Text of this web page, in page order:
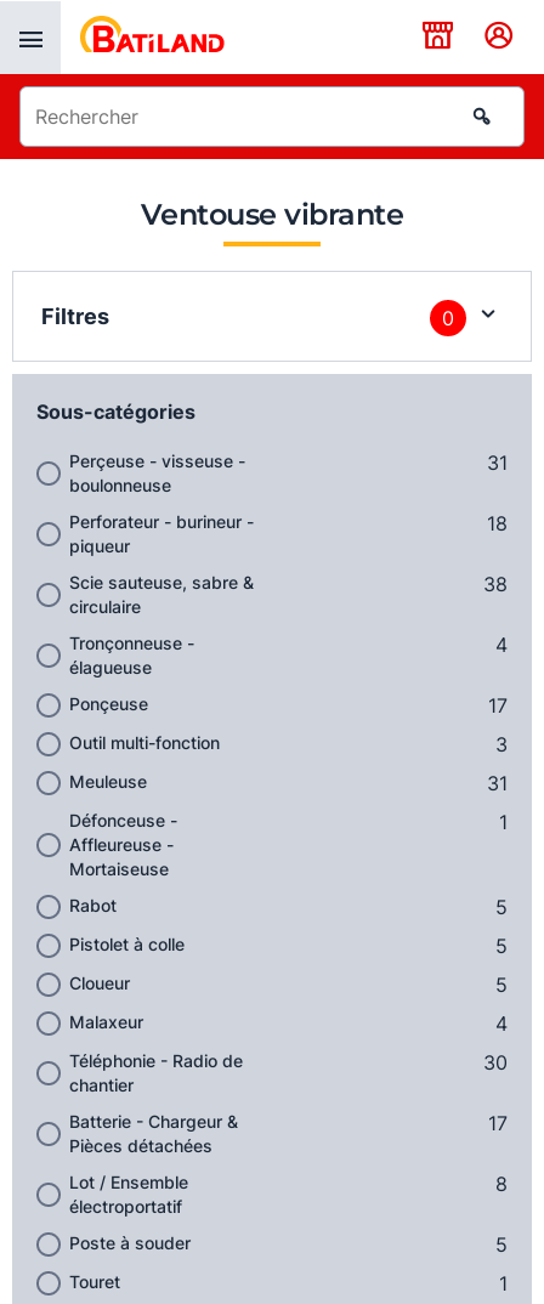
Ventouse vibrante
Filtres 0
Sous-catégories
Perçeuse - visseuse -
boulonneuse
31
Perforateur - burineur -
piqueur
18
Scie sauteuse, sabre &
circulaire
38
Tronçonneuse -
élagueuse
4
Ponçeuse 17
Outil multi-fonction 3
Meuleuse 31
Défonceuse -
Affleureuse -
Mortaiseuse
1
Rabot 5
Pistolet à colle 5
Cloueur 5
Malaxeur 4
Téléphonie - Radio de
chantier
30
Batterie - Chargeur &
Pièces détachées
17
Lot / Ensemble
électroportatif
8
Poste à souder 5
Touret 1
Panneau de gestion des cookies